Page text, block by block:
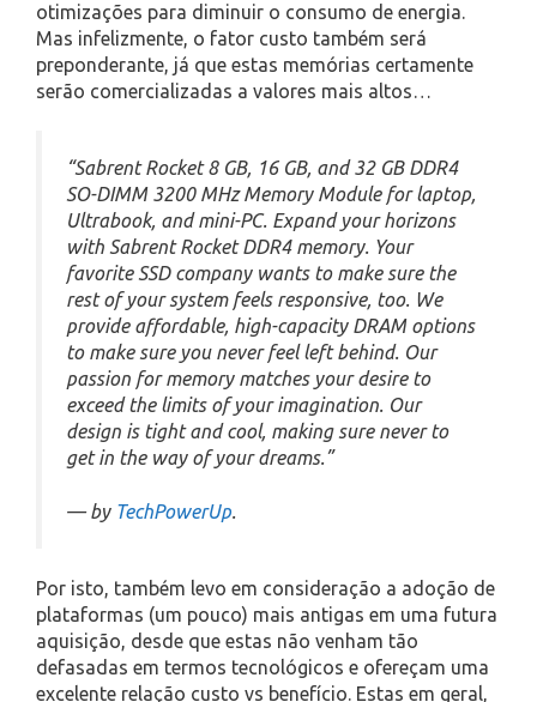
otimizações para diminuir o consumo de energia.
Mas infelizmente, o fator custo também será
preponderante, já que estas memórias certamente
serão comercializadas a valores mais altos…
“Sabrent Rocket 8 GB, 16 GB, and 32 GB DDR4
SO-DIMM 3200 MHz Memory Module for laptop,
Ultrabook, and mini-PC. Expand your horizons
with Sabrent Rocket DDR4 memory. Your
favorite SSD company wants to make sure the
rest of your system feels responsive, too. We
provide affordable, high-capacity DRAM options
to make sure you never feel left behind. Our
passion for memory matches your desire to
exceed the limits of your imagination. Our
design is tight and cool, making sure never to
get in the way of your dreams.”
— by TechPowerUp.
Por isto, também levo em consideração a adoção de
plataformas (um pouco) mais antigas em uma futura
aquisição, desde que estas não venham tão
defasadas em termos tecnológicos e ofereçam uma
excelente relação custo vs benefício. Estas em geral,